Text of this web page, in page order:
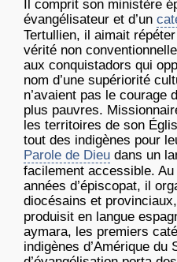
Il comprit son ministère
évangélisateur et d’un
Tertullien, il aimait
vérité non
aux conquistadors qui
nom d’une supériorité
n’avaient pas le courage
plus pauvres.
les territoires de son
tout des indigènes pour
Parole de Dieu dans un
facilement accessible.
années d’épiscopat, il
diocésains et
produisit en langue
aymara, les premiers
indigènes d’Amérique